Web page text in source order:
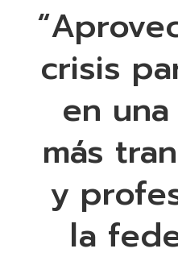
crisis
en
más
y
la